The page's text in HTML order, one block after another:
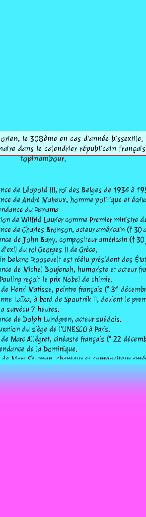
le 308ème en cas d'année
dans le calendrier républicain
topinambour.
de Léopold III, roi des Belges de 1934 à
de André Malraux, homme politique et
du Panama
de Wilfrid Laurier comme Premier ministre
de Charles Bronson, acteur américain († 30
de John Barry, compositeur américain († 30
du roi Georges II de Grèce.
Delano Roosevelt est réélu président des
de Michel Boujenah, humoriste et acteur
reçoit le prix Nobel de chimie.
Henri Matisse, peintre français (° 31
Laïka, à bord de Spoutnik II, devient le
survécu 7 heures.
de Dolph Lundgren, acteur suédois.
du siège de l'UNESCO à Paris.
Marc Allégret, cinéaste français (° 22
de la Dominique.
Mort Shuman, chanteur et compositeur
est élu président des États-Unis.
2005 est décerné à François